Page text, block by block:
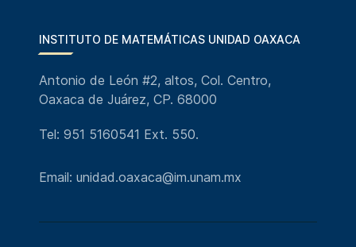
INSTITUTO DE MATEMÁTICAS UNIDAD OAXACA
Antonio de León #2, altos, Col. Centro,
Oaxaca de Juárez, CP. 68000
Tel: 951 5160541 Ext. 550.
Email: unidad.oaxaca@im.unam.mx